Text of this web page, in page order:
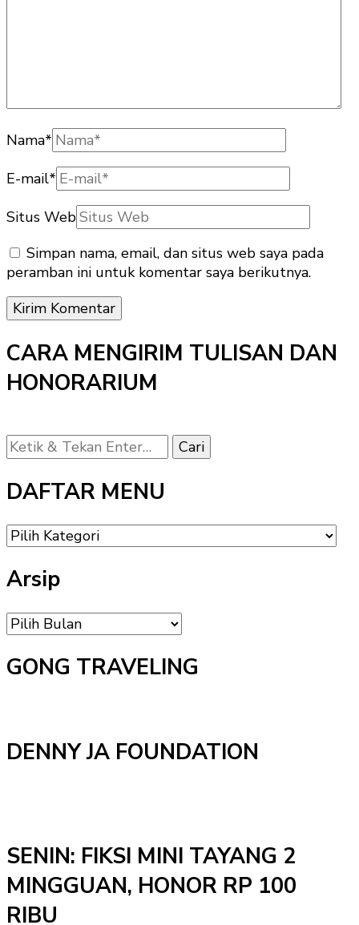
Nama*
E-mail*
Situs Web
Simpan nama, email, dan situs web saya pada
peramban ini untuk komentar saya berikutnya.
CARA MENGIRIM TULISAN DAN
HONORARIUM
Mencari
Sesuatu?
DAFTAR MENU
DAFTAR
MENU
Arsip
Arsip
GONG TRAVELING
DENNY JA FOUNDATION
SENIN: FIKSI MINI TAYANG 2
MINGGUAN, HONOR RP 100
RIBU